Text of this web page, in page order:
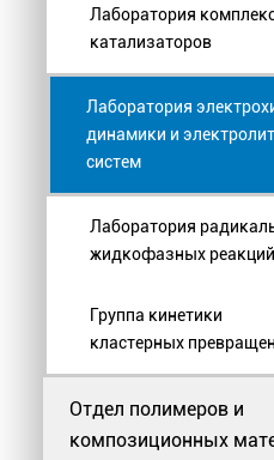
Лаборатория
катализаторов
Лаборатория
динамики и
систем
Лаборатория
жидкофазных реакций
Группа кинетики
кластерных
Отдел полимеров и
композиционных